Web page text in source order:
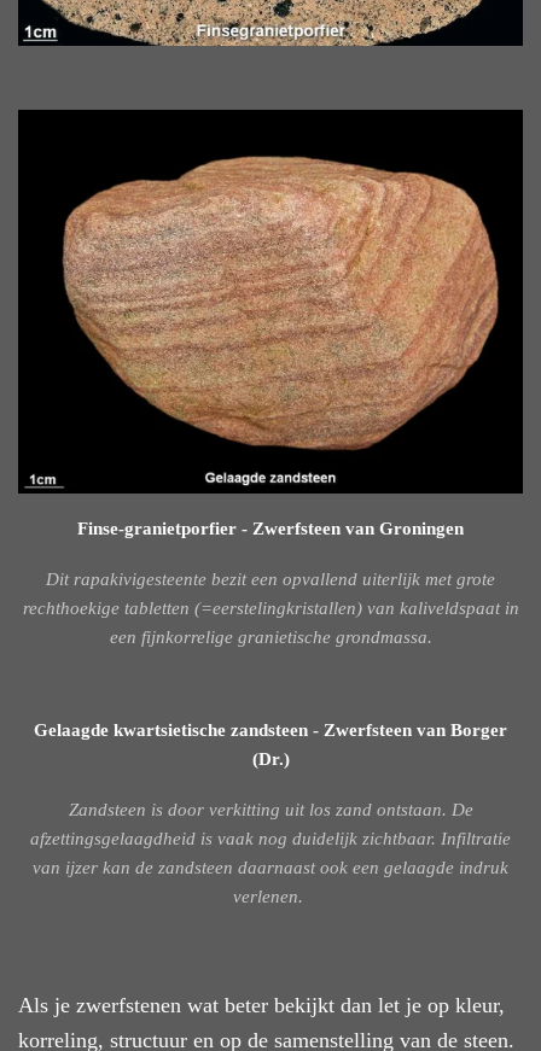
Finse-granietporfier - Zwerfsteen van Groningen
Dit rapakivigesteente bezit een opvallend uiterlijk met grote
rechthoekige tabletten (=eerstelingkristallen) van kaliveldspaat in
een fijnkorrelige granietische grondmassa.
Gelaagde kwartsietische zandsteen - Zwerfsteen van Borger
(Dr.)
Zandsteen is door verkitting uit los zand ontstaan. De
afzettingsgelaagdheid is vaak nog duidelijk zichtbaar. Infiltratie
van ijzer kan de zandsteen daarnaast ook een gelaagde indruk
verlenen.
Als je zwerfstenen wat beter bekijkt dan let je op kleur,
korreling, structuur en op de samenstelling van de steen.